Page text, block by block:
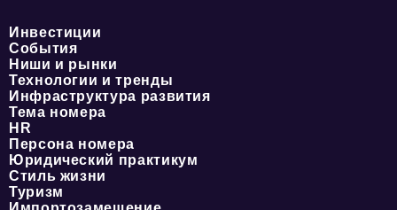
Инвестиции
События
Ниши и рынки
Технологии и тренды
Инфраструктура развития
Тема номера
HR
Персона номера
Юридический практикум
Стиль жизни
Туризм